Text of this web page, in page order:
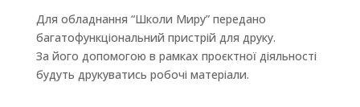
Для обладнання “Школи Миру” передано
багатофункціональний пристрій для друку.
За його допомогою в рамках проєктної діяльності
будуть друкуватись робочі матеріали.